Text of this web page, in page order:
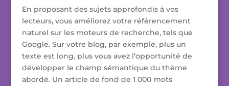
En proposant des sujets approfondis à vos
lecteurs, vous améliorez votre référencement
naturel sur les moteurs de recherche, tels que
Google. Sur votre blog, par exemple, plus un
texte est long, plus vous avez l’opportunité de
développer le champ sémantique du thème
abordé. Un article de fond de 1 000 mots